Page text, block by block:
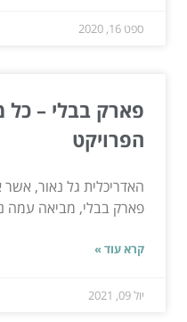
ספט 16, 2020
פארק בבלי –
הפרויקט
האדריכלית גל נאור, אשר
פארק בבלי, מביאה עמה
קרא עוד »
יול 09, 2021